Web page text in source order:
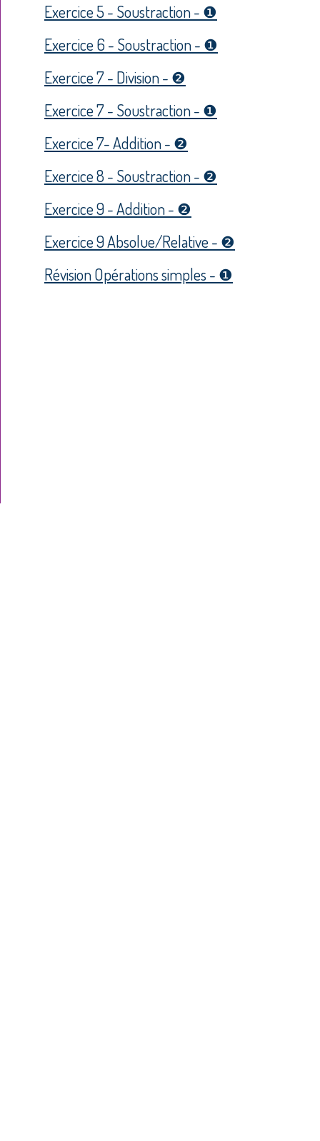
Exercice 5 - Soustraction - ❶
Exercice 6 - Soustraction - ❶
Exercice 7 - Division - ❷
Exercice 7 - Soustraction - ❶
Exercice 7- Addition - ❷
Exercice 8 - Soustraction - ❷
Exercice 9 - Addition - ❷
Exercice 9 Absolue/Relative - ❷
Révision Opérations simples - ❶